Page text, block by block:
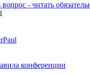
- читать
конференции